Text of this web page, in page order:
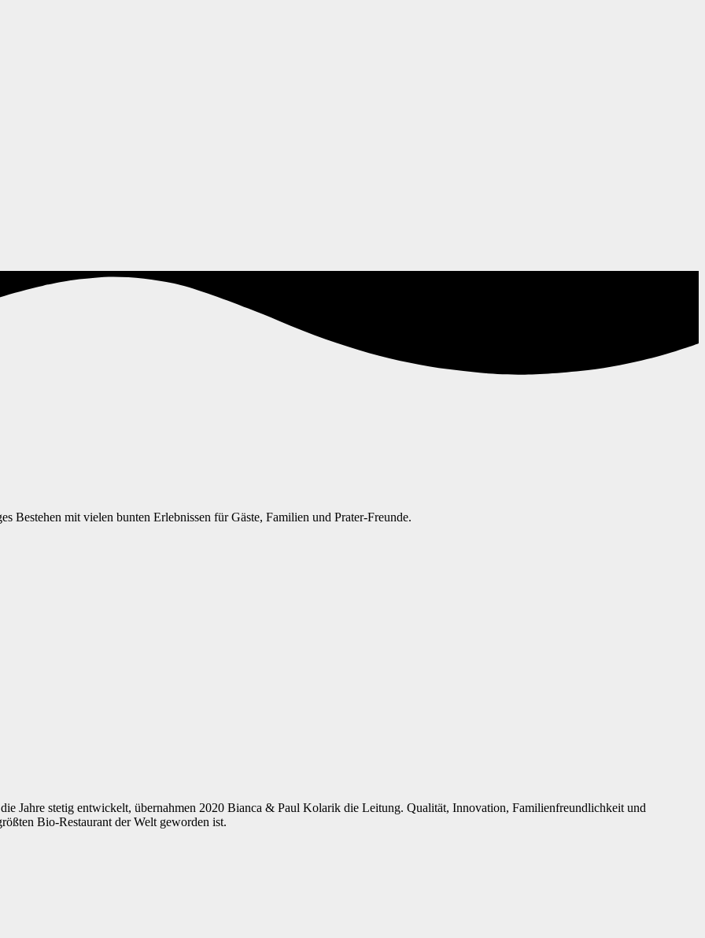
Bestehen mit vielen bunten Erlebnissen für Gäste, Familien und Prater-Freunde.
Jahre stetig entwickelt, übernahmen 2020 Bianca & Paul Kolarik die Leitung. Qualität, Innovation, Familienfreundlichkeit und
Bio-Restaurant der Welt geworden ist.